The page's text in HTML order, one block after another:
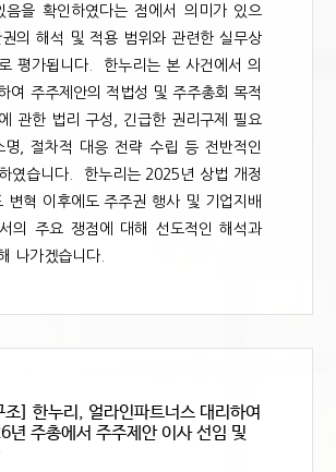
음을 확인하였다는 점에서 의미가 있으
의 해석 및 적용 범위와 관련한 실무상
평가됩니다. 한누리는 본 사건에서 의
여 주주제안의 적법성 및 주주총회 목적
관한 법리 구성, 긴급한 권리구제 필요
명, 절차적 대응 전략 수립 등 전반적인
였습니다. 한누리는 2025년 상법 개정
변혁 이후에도 주주권 행사 및 기업지배
의 주요 쟁점에 대해 선도적인 해석과
나가겠습니다.
조] 한누리, 얼라인파트너스 대리하여
년 주총에서 주주제안 이사 선임 및